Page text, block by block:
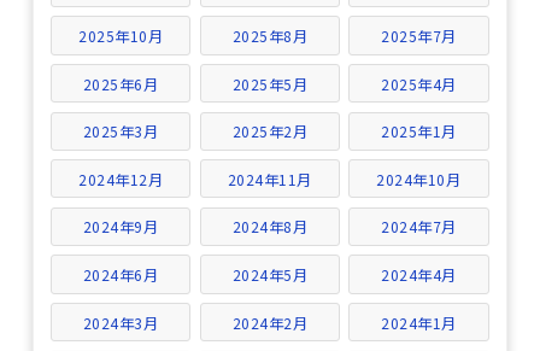
2025年10月 2025年8月 2025年7月
2025年6月 2025年5月 2025年4月
2025年3月 2025年2月 2025年1月
2024年12月 2024年11月 2024年10月
2024年9月 2024年8月 2024年7月
2024年6月 2024年5月 2024年4月
2024年3月 2024年2月 2024年1月